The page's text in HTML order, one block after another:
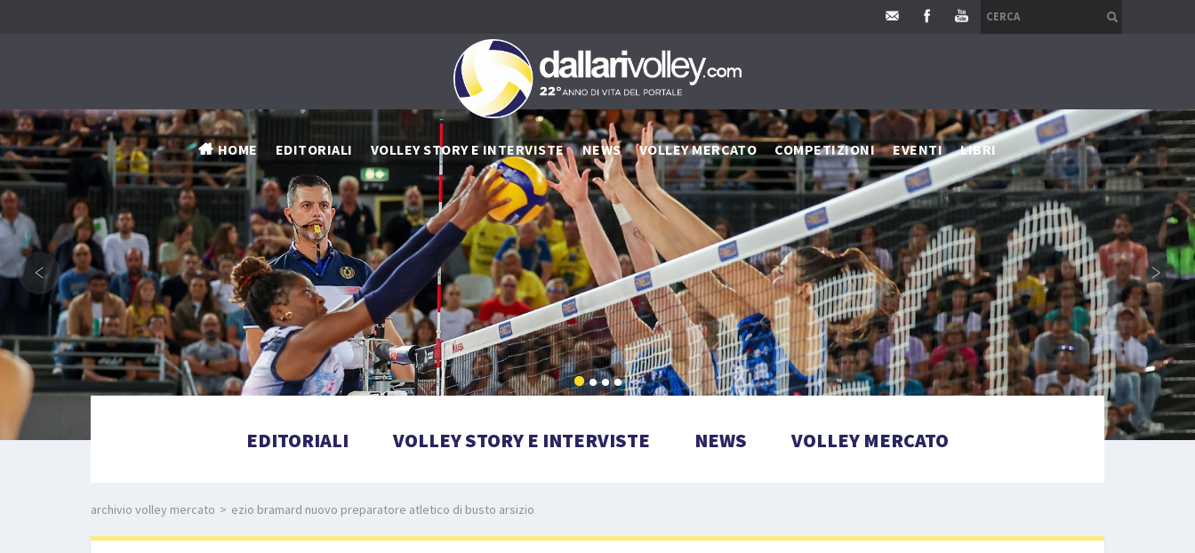
HOME EDITORIALI VOLLEY STORY E INTERVISTE NEWS VOLLEY MERCATO COMPETIZIONI EVENTI LIBRI
‹ ›
EDITORIALI VOLLEY STORY E INTERVISTE NEWS VOLLEY MERCATO
archivio volley mercato > ezio bramard nuovo preparatore atletico di busto arsizio